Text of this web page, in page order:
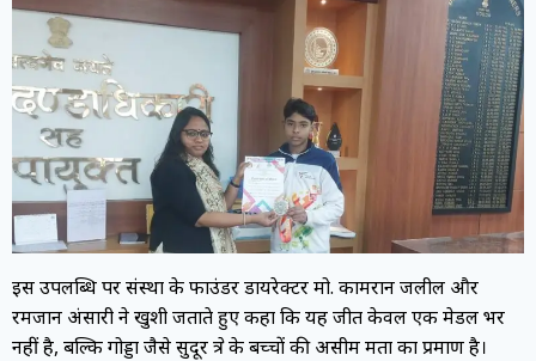
इस उपलब्धि पर संस्था के फाउंडर डायरेक्टर मो. कामरान जलील और
रमजान अंसारी ने खुशी जताते हुए कहा कि यह जीत केवल एक मेडल भर
नहीं है, बल्कि गोड्डा जैसे सुदूर क्षेत्र के बच्चों की असीम क्षमता का प्रमाण है।